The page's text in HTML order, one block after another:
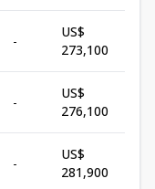
-
US$
273,100
-
US$
276,100
-
US$
281,900